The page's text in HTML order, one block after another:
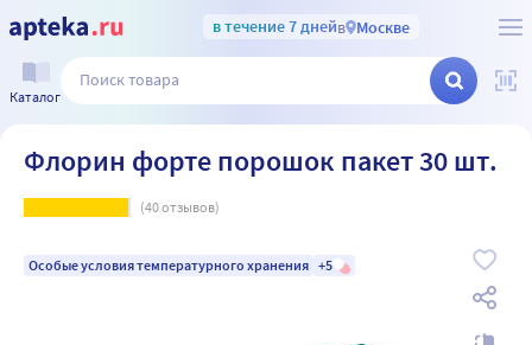
в течение 7 днейв Москве
Каталог
Флорин форте порошок пакет 30 шт.
(40отзывов)
Особые условия температурного хранения +5